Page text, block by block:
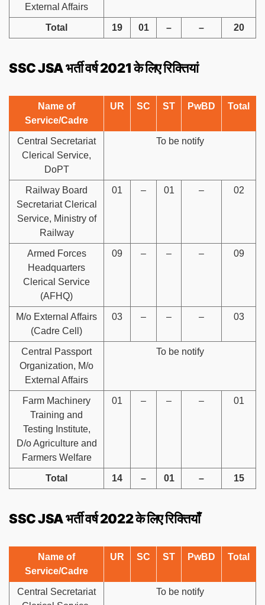
External Affairs
Total 19 01 – – 20
SSC JSA भर्ती वर्ष 2021 के लिए रिक्तियां
Name of
Service/Cadre
UR SC ST PwBD Total
Central Secretariat
Clerical Service,
DoPT
To be notify
Railway Board
Secretariat Clerical
Service, Ministry of
Railway
01 – 01 – 02
Armed Forces
Headquarters
Clerical Service
(AFHQ)
09 – – – 09
M/o External Affairs
(Cadre Cell)
03 – – – 03
Central Passport
Organization, M/o
External Affairs
To be notify
Farm Machinery
Training and
Testing Institute,
D/o Agriculture and
Farmers Welfare
01 – – – 01
Total 14 – 01 – 15
SSC JSA भर्ती वर्ष 2022 के लिए रिक्तियाँ
Name of
Service/Cadre
UR SC ST PwBD Total
Central Secretariat
To be notify